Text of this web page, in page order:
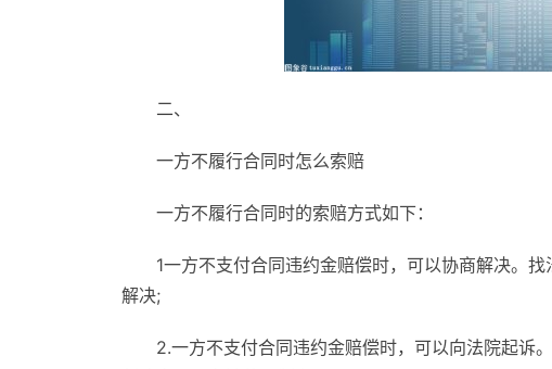
二、
一方不履行合同时怎么索赔
一方不履行合同时的索赔方式如下：
1一方不支付合同违约金赔偿时，可以协商解决。
解决;
2.一方不支付合同违约金赔偿时，可以向法院起诉